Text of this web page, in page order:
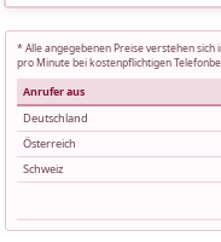
* Alle angegebenen Preise verstehen
pro Minute bei kostenpflichtigen
Anrufer aus
Deutschland
Österreich
Schweiz